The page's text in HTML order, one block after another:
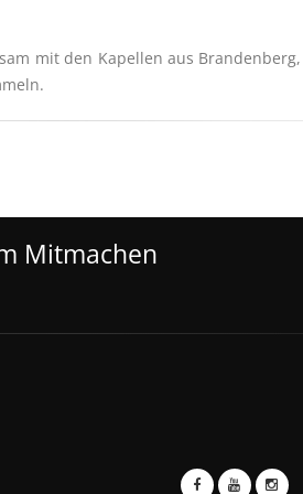
mit den Kapellen aus
Mitmachen